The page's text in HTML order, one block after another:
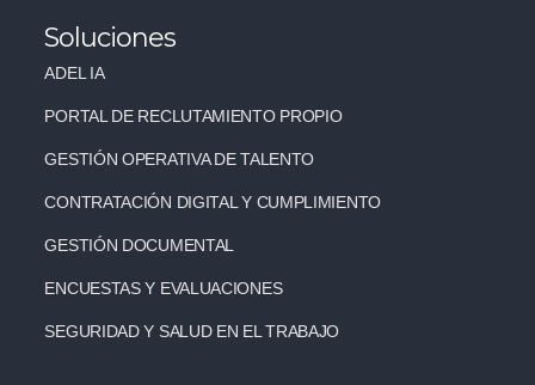
Soluciones
ADEL IA
PORTAL DE RECLUTAMIENTO PROPIO
GESTIÓN OPERATIVA DE TALENTO
CONTRATACIÓN DIGITAL Y CUMPLIMIENTO
GESTIÓN DOCUMENTAL
ENCUESTAS Y EVALUACIONES
SEGURIDAD Y SALUD EN EL TRABAJO